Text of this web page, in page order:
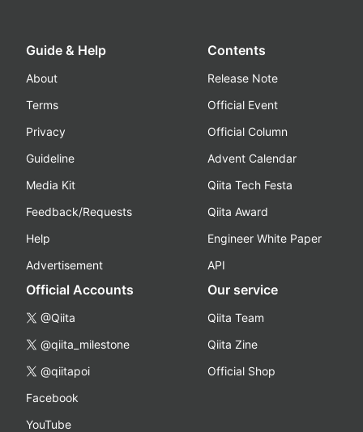
Guide & Help
About
Terms
Privacy
Guideline
Media Kit
Feedback/Requests
Help
Advertisement
Contents
Release Note
Official Event
Official Column
Advent Calendar
Qiita Tech Festa
Qiita Award
Engineer White Paper
API
Official Accounts
@Qiita
@qiita_milestone
@qiitapoi
Facebook
YouTube
Our service
Qiita Team
Qiita Zine
Official Shop